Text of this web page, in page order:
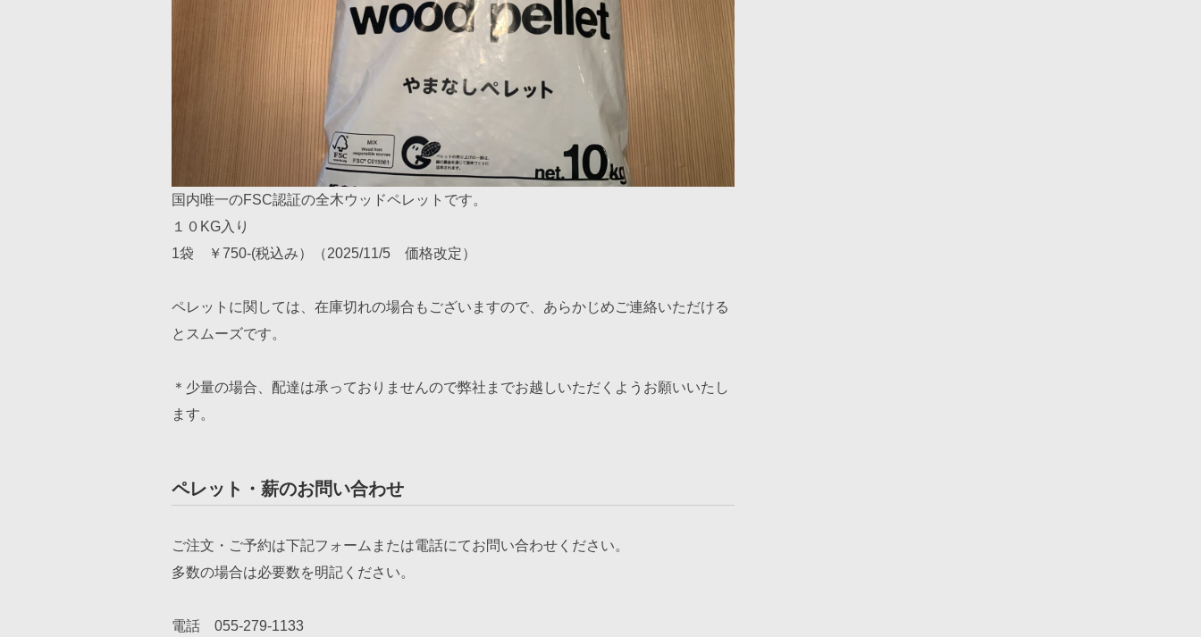
国内唯一のFSC認証の全木ウッドペレットです。
１０KG入り
1袋 ￥750-(税込み）（2025/11/5 価格改定）
ペレットに関しては、在庫切れの場合もございますので、あらかじめご連絡いただける
とスムーズです。
＊少量の場合、配達は承っておりませんので弊社までお越しいただくようお願いいたし
ます。
ペレット・薪のお問い合わせ
ご注文・ご予約は下記フォームまたは電話にてお問い合わせください。
多数の場合は必要数を明記ください。
電話 055-279-1133